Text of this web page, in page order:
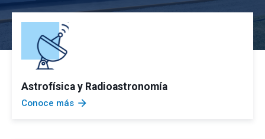
Astrofísica y Radioastronomía
Conoce más arrow_forward